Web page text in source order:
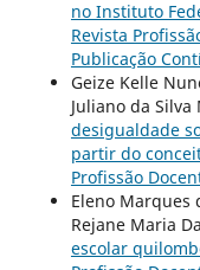
no Instituto
Revista
Publicação
Geize Kelle
Juliano da
desigualdade
partir do
Profissão
Eleno Marques
Rejane Maria
escolar